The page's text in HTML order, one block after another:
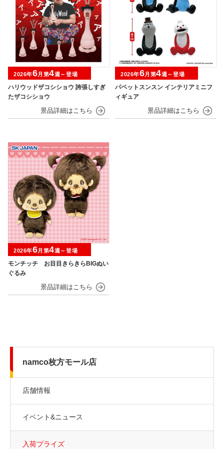
ハリウッドザコシショウ 誇張しすぎ
たザコシショウ
2026年6月第4週～登場
パペットスンスン インテリアミニフ
ィギュア
2026年6月第4週～登場
モンチッチ お目目きらきらBIGぬい
ぐるみ
2026年6月第4週～登場
namco枚方モール店
店舗情報
イベント&ニュース
入荷プライズ